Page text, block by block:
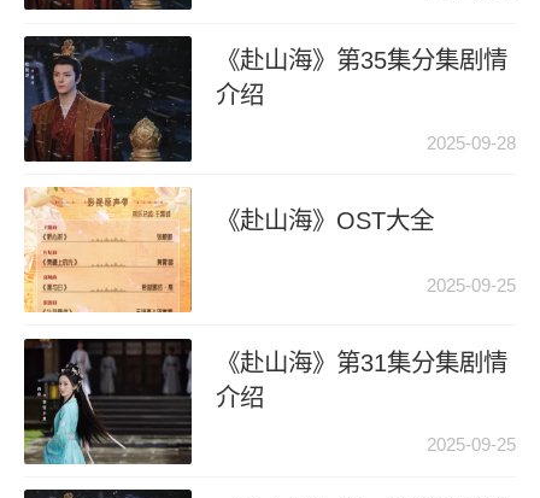
《赴山海》第35集分集剧情
介绍
2025-09-28
《赴山海》OST大全
2025-09-25
《赴山海》第31集分集剧情
介绍
2025-09-25